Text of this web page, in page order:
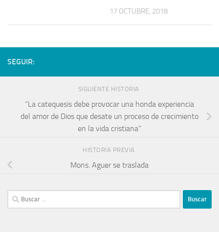
17 OCTUBRE, 2018
SEGUIR:
SIGUIENTE HISTORIA
“La catequesis debe provocar una honda experiencia
del amor de Dios que desate un proceso de crecimiento
en la vida cristiana”
HISTORIA PREVIA
Mons. Aguer se traslada